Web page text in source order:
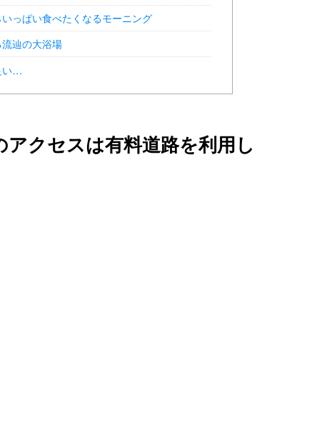
っぱい食べたくなるモーニング
辿の大浴場
い…
アクセスは有料道路を利用し